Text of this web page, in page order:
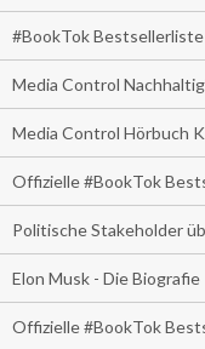
#BookTok
Media Control
Media Control Hörbuch
Offizielle #BookTok
Politische Stakeholder
Elon Musk - Die Biografie
Offizielle #BookTok